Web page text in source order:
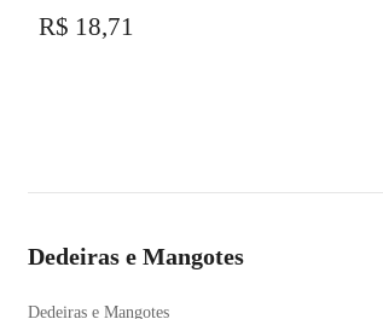
R$ 18,71
Dedeiras e Mangotes
Dedeiras e Mangotes